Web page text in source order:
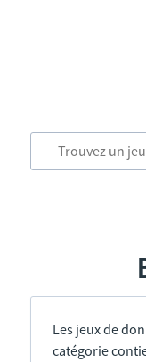
Les jeux de
catégorie